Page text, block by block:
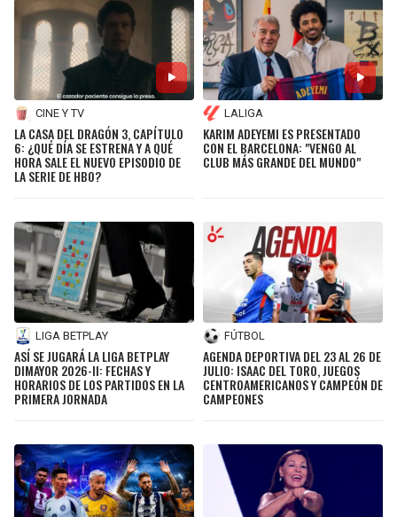
CINE Y TV
LA CASA DEL DRAGÓN 3, CAPÍTULO
6: ¿QUÉ DÍA SE ESTRENA Y A QUÉ
HORA SALE EL NUEVO EPISODIO DE
LA SERIE DE HBO?
LALIGA
KARIM ADEYEMI ES PRESENTADO
CON EL BARCELONA: "VENGO AL
CLUB MÁS GRANDE DEL MUNDO"
LIGA BETPLAY
ASÍ SE JUGARÁ LA LIGA BETPLAY
DIMAYOR 2026-II: FECHAS Y
HORARIOS DE LOS PARTIDOS EN LA
PRIMERA JORNADA
FÚTBOL
AGENDA DEPORTIVA DEL 23 AL 26 DE
JULIO: ISAAC DEL TORO, JUEGOS
CENTROAMERICANOS Y CAMPEÓN DE
CAMPEONES